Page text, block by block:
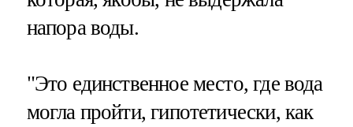
напора воды.
"Это единственное место, где вода
могла пройти, гипотетически, как